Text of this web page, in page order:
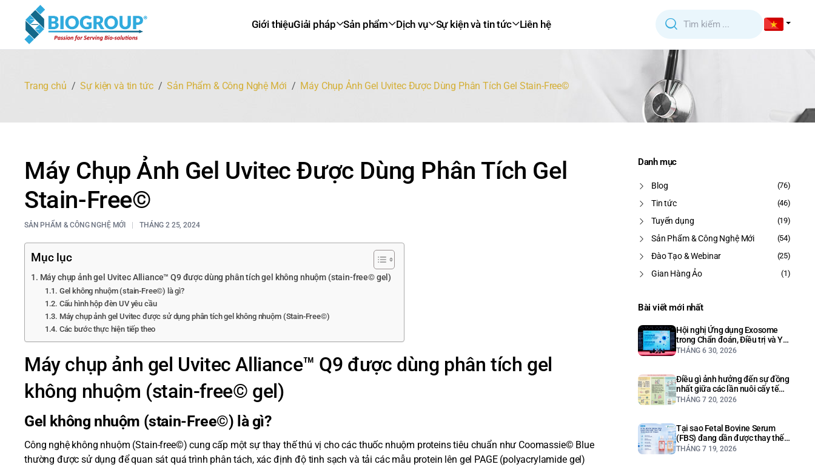
Giới thiệuGiải pháp Sản phẩm Dịch vụ Sự kiện và tin tức Liên hệ
Trang chủ Sự kiện và tin tức Sản Phẩm & Công Nghệ Mới Máy Chụp Ảnh Gel Uvitec Được Dùng Phân Tích Gel Stain-Free©
Máy Chụp Ảnh Gel Uvitec Được Dùng Phân Tích Gel
Stain-Free©
SẢN PHẨM & CÔNG NGHỆ MỚI THÁNG 2 25, 2024
Mục lục
Máy chụp ảnh gel Uvitec Alliance™ Q9 được dùng phân tích gel không nhuộm (stain-free© gel)
Gel không nhuộm (stain-Free©) là gì?
Cấu hình hộp đèn UV yêu cầu
Máy chụp ảnh gel Uvitec được sử dụng phân tích gel không nhuộm (Stain-Free©)
Các bước thực hiện tiếp theo
Máy chụp ảnh gel Uvitec Alliance™ Q9 được dùng phân tích gel
không nhuộm (stain-free© gel)
Gel không nhuộm (stain-Free©) là gì?
Công nghệ không nhuộm (Stain-free©) cung cấp một sự thay thế thú vị cho các thuốc nhuộm proteins tiêu chuẩn như Coomassie© Blue
thường được sử dụng để quan sát quá trình phân tách, xác định độ tinh sạch và tải các mẫu protein lên gel PAGE (polyacrylamide gel)
Danh mục
Blog (76)
Tin tức (46)
Tuyển dụng (19)
Sản Phẩm & Công Nghệ Mới (54)
Đào Tạo & Webinar (25)
Gian Hàng Ảo (1)
Bài viết mới nhất
Hội nghị Ứng dụng Exosome
trong Chẩn đoán, Điều trị và Y
học Thẩm mỹ
THÁNG 6 30, 2026
Điều gì ảnh hưởng đến sự đồng
nhất giữa các lần nuôi cấy tế
bào?
THÁNG 7 20, 2026
Tại sao Fetal Bovine Serum
(FBS) đang dần được thay thế
trong nuôi cấy tế bào?
THÁNG 7 19, 2026